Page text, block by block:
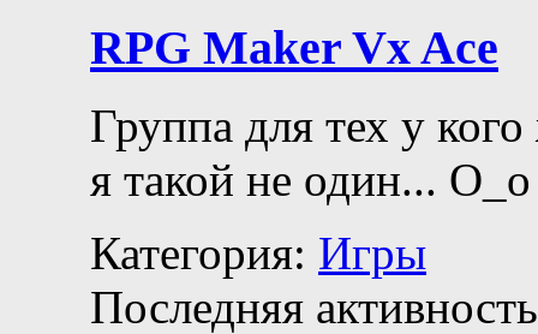
RPG Maker Vx Ace
Группа для тех у
я такой не один... О_о
Категория: Игры
Последняя